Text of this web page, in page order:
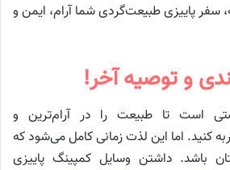
سفر پاییزی طبیعت‌گردی شما آرام، ایمن و
و توصیه آخر!
است تا طبیعت را در آرام‌ترین و
کنید. اما این لذت زمانی کامل می‌شود که
باشد. داشتن وسایل کمپینگ پاییزی